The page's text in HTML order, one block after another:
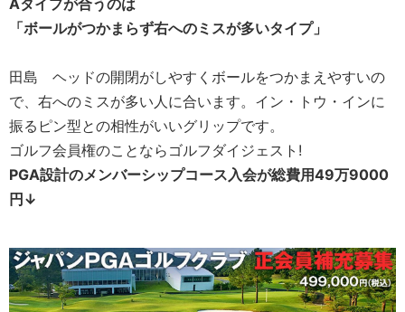
「ボールがつかまらず右へのミスが多いタイプ」
田島 ヘッドの開閉がしやすくボールをつかまえやすいの
で、右へのミスが多い人に合います。イン・トウ・インに
振るピン型との相性がいいグリップです。
ゴルフ会員権のことならゴルフダイジェスト!
PGA設計のメンバーシップコース入会が総費用49万9000
円↓